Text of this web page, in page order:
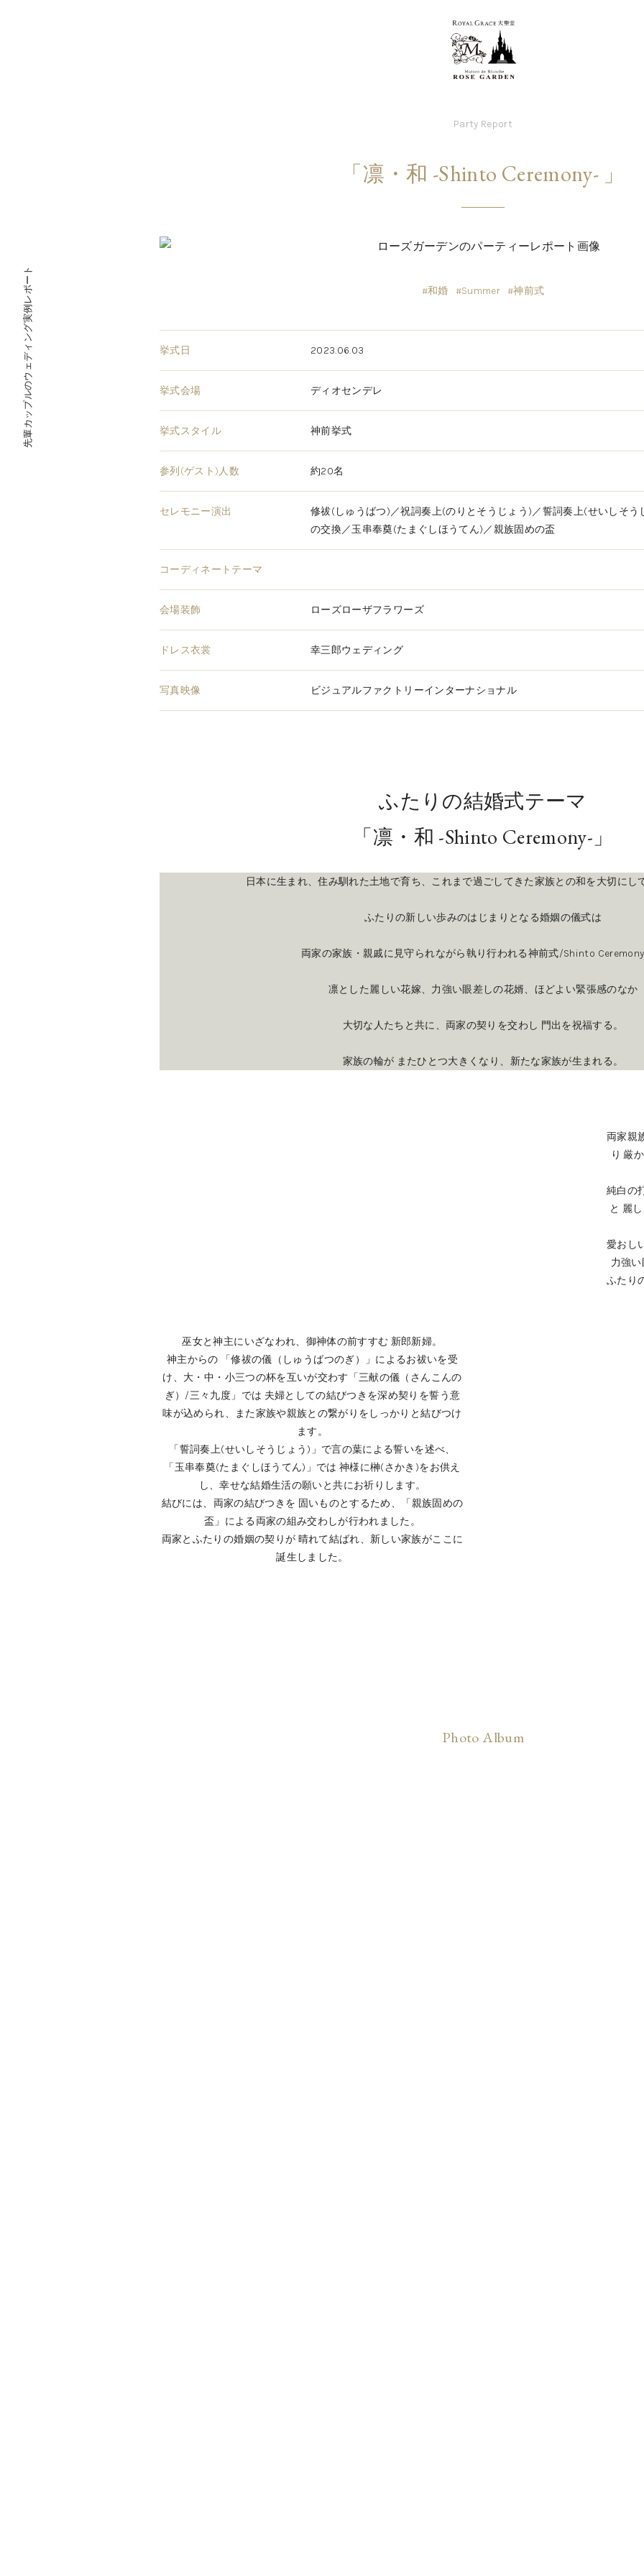
先輩カップルのウェディング実例レポート
Party Report
「凛・和 -Shinto Ceremony- 」
#和婚 #Summer #神前式
挙式日 2023.06.03
挙式会場 ディオセンデレ
挙式スタイル 神前挙式
参列(ゲスト)人数 約20名
セレモニー演出
修祓(しゅうばつ)／祝詞奏上(のりとそうじょう)／誓詞奏上(せいしそ
の交換／玉串奉奠(たまぐしほうてん)／親族固めの盃
コーディネートテーマ
会場装飾 ローズローザフラワーズ
ドレス衣裳 幸三郎ウェディング
写真映像 ビジュアルファクトリーインターナショナル
ふたりの結婚式テーマ
「凛・和 -Shinto Ceremony-」
日本に生まれ、住み馴れた土地で育ち、これまで過ごしてきた家族との和を大切にし
ふたりの新しい歩みのはじまりとなる婚姻の儀式は
両家の家族・親戚に見守られながら執り行われる神前式/Shinto Ceremony
凛とした麗しい花嫁、力強い眼差しの花婿、ほどよい緊張感のなか
大切な人たちと共に、両家の契りを交わし 門出を祝福する。
家族の輪が またひとつ大きくなり、新たな家族が生まれる。
両家親
り 厳
純白の
と 麗
愛おし
力強い
ふたり
巫女と神主にいざなわれ、御神体の前すすむ 新郎新婦。
神主からの 「修祓の儀（しゅうばつのぎ）」によるお祓いを受
け、大・中・小三つの杯を互いが交わす「三献の儀（さんこんの
ぎ）/三々九度」では 夫婦としての結びつきを深め契りを誓う意
味が込められ、また家族や親族との繋がりをしっかりと結びつけ
ます。
「誓詞奏上(せいしそうじょう)」で言の葉による誓いを述べ、
「玉串奉奠(たまぐしほうてん)」では 神様に榊(さかき)をお供え
し、幸せな結婚生活の願いと共にお祈りします。
結びには、両家の結びつきを 固いものとするため、「親族固めの
盃」による両家の組み交わしが行われました。
両家とふたりの婚姻の契りが 晴れて結ばれ、新しい家族がここに
誕生しました。
Photo Album